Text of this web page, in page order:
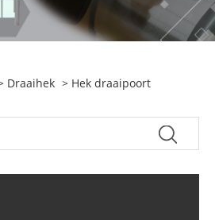
Draaihek > Hek draaipoort